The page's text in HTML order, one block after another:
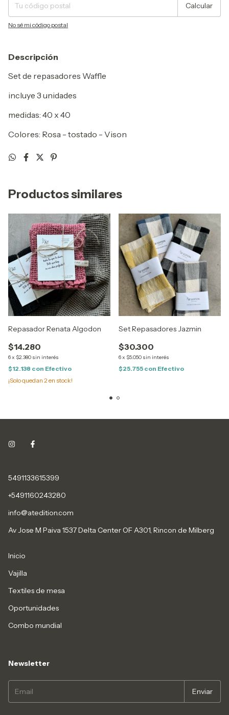
Calcular
No sé mi código postal
Descripción
Set de repasadores Waffle
incluye 3 unidades
medidas: 40 x 40
Colores: Rosa - tostado - Vison
Productos similares
Repasador Renata Algodon
$14.280
6x $2.380 sin interés
$12.138 con Efectivo
¡Solo quedan 2 en stock!
Set Repasadores Jazmin
$30.300
6x $5.050 sin interés
$25.755 con Efectivo
5491133615399
+5491160243280
info@atedition.com
Av Jose M Paiva 1537 Delta Center OF A301, Rincon de Milberg
Inicio
Vajilla
Textiles de mesa
Oportunidades
Combo mundial
Newsletter